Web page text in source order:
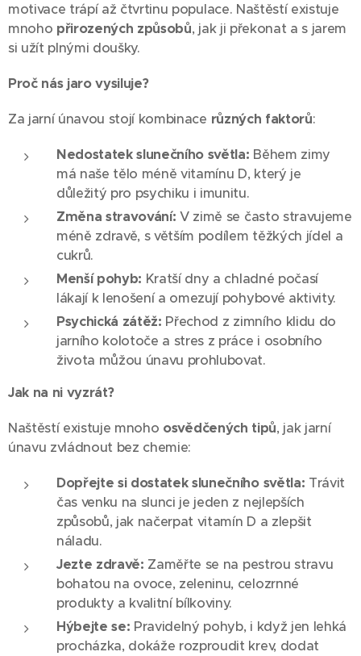
motivace trápí až čtvrtinu populace. Naštěstí existuje
mnoho přirozených způsobů, jak ji překonat a s jarem
si užít plnými doušky.
Proč nás jaro vysiluje?
Za jarní únavou stojí kombinace různých faktorů:
Nedostatek slunečního světla: Během zimy
má naše tělo méně vitamínu D, který je
důležitý pro psychiku i imunitu.
Změna stravování: V zimě se často stravujeme
méně zdravě, s větším podílem těžkých jídel a
cukrů.
Menší pohyb: Kratší dny a chladné počasí
lákají k lenošení a omezují pohybové aktivity.
Psychická zátěž: Přechod z zimního klidu do
jarního kolotoče a stres z práce i osobního
života můžou únavu prohlubovat.
Jak na ni vyzrát?
Naštěstí existuje mnoho osvědčených tipů, jak jarní
únavu zvládnout bez chemie:
Dopřejte si dostatek slunečního světla: Trávit
čas venku na slunci je jeden z nejlepších
způsobů, jak načerpat vitamín D a zlepšit
náladu.
Jezte zdravě: Zaměřte se na pestrou stravu
bohatou na ovoce, zeleninu, celozrnné
produkty a kvalitní bílkoviny.
Hýbejte se: Pravidelný pohyb, i když jen lehká
procházka, dokáže rozproudit krev, dodat